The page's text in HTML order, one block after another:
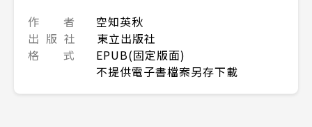
作 者
空知英秋
出 版 社
東立出版社
格 式
EPUB(固定版面)
不提供電子書檔案另存下載